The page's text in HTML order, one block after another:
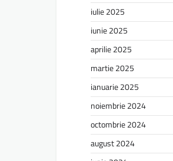
iulie 2025
iunie 2025
aprilie 2025
martie 2025
ianuarie 2025
noiembrie 2024
octombrie 2024
august 2024